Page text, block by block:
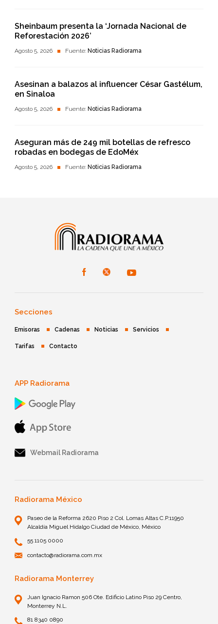
Sheinbaum presenta la ‘Jornada Nacional de
Reforestación 2026’
Agosto 5, 2026 Fuente: Noticias Radiorama
Asesinan a balazos al influencer César Gastélum,
en Sinaloa
Agosto 5, 2026 Fuente: Noticias Radiorama
Aseguran más de 249 mil botellas de refresco
robadas en bodegas de EdoMéx
Agosto 5, 2026 Fuente: Noticias Radiorama
Secciones
Emisoras Cadenas Noticias Servicios
Tarifas Contacto
APP Radiorama
Webmail Radiorama
Radiorama México
Paseo de la Reforma 2620 Piso 2 Col. Lomas Altas C.P.11950
Alcaldía Miguel Hidalgo Ciudad de México, México
55 1105 0000
contacto@radiorama.com.mx
Radiorama Monterrey
Juan Ignacio Ramon 506 Ote. Edificio Latino Piso 29 Centro,
Monterrey N.L.
81 8340 0890